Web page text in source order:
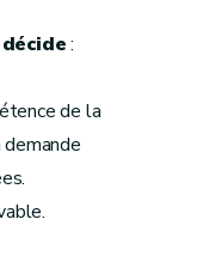
:
de la